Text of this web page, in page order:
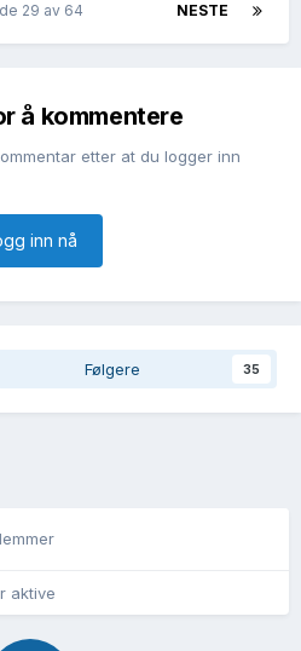
NESTE
29 av 64
å kommentere
etter at du logger inn
inn nå
Følgere 35
aktive